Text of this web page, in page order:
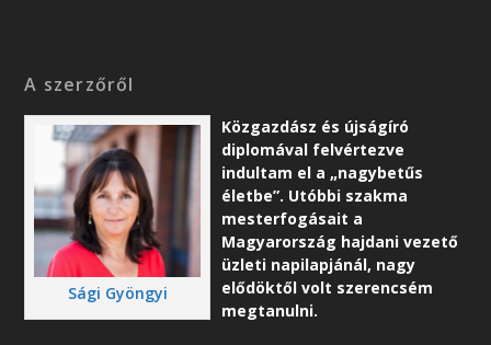
A szerzőről
Sági Gyöngyi
Közgazdász és újságíró
diplomával felvértezve
indultam el a „nagybetűs
életbe”. Utóbbi szakma
mesterfogásait a
Magyarország hajdani vezető
üzleti napilapjánál, nagy
elődöktől volt szerencsém
megtanulni.